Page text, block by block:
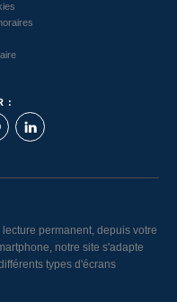
:
permanent, depuis votre
notre site s'adapte
types d'écrans